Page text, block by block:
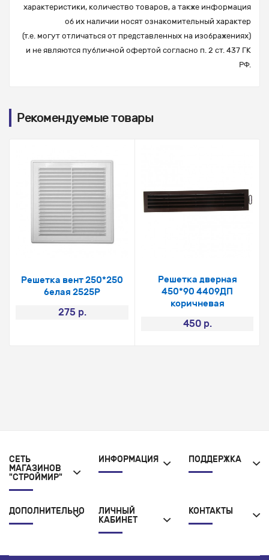
характеристики, количество товаров, а также информация
об их наличии носят ознакомительный характер
(т.е. могут отличаться от представленных на изображениях)
и не являются публичной офертой согласно п. 2 ст. 437 ГК
РФ.
Рекомендуемые товары
Решетка вент 250*250
белая 2525Р
275 р.
Решетка дверная
450*90 4409ДП
коричневая
450 р.
СЕТЬ
МАГАЗИНОВ
"СТРОЙМИР"
ИНФОРМАЦИЯ ПОДДЕРЖКА
ДОПОЛНИТЕЛЬНО
ЛИЧНЫЙ
КАБИНЕТ
КОНТАКТЫ